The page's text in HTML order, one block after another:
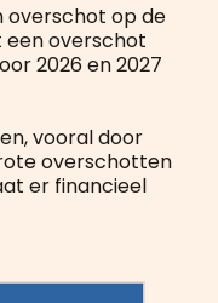
overschot op de
een overschot
2026 en 2027
vooral door
overschotten
er financieel